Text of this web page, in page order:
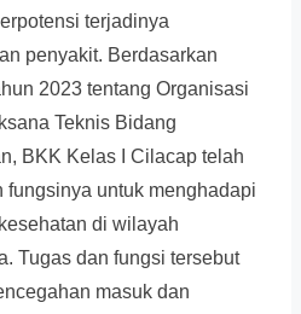
terjadinya
penyakit. Berdasarkan
2023 tentang Organisasi
Teknis Bidang
BKK Kelas I Cilacap telah
fungsinya untuk menghadapi
di wilayah
Tugas dan fungsi tersebut
masuk dan